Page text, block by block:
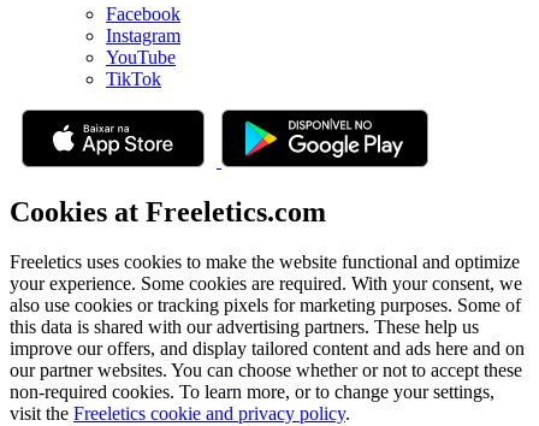
Facebook
Instagram
YouTube
TikTok
Cookies at Freeletics.com
Freeletics uses cookies to make the website functional and optimize
your experience. Some cookies are required. With your consent, we
also use cookies or tracking pixels for marketing purposes. Some of
this data is shared with our advertising partners. These help us
improve our offers, and display tailored content and ads here and on
our partner websites. You can choose whether or not to accept these
non-required cookies. To learn more, or to change your settings,
visit the Freeletics cookie and privacy policy.